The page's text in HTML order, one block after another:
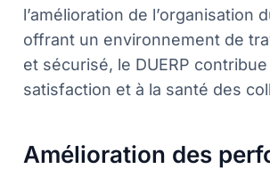
l’amélioration de l’organisation
offrant un environnement de
et sécurisé, le DUERP contribue
satisfaction et à la santé des
Amélioration des